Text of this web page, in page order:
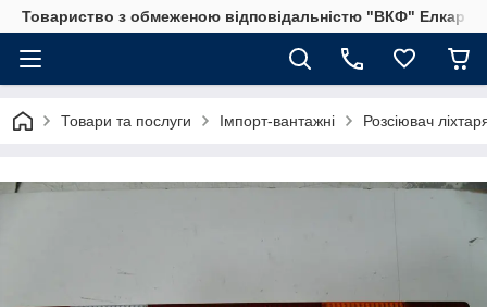
Товариство з обмеженою відповідальністю "ВКФ" Елкар"
Товари та послуги Імпорт-вантажні Розсіювач